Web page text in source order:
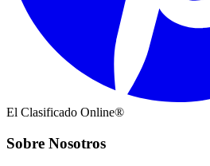
El Clasificado Online®
Sobre Nosotros